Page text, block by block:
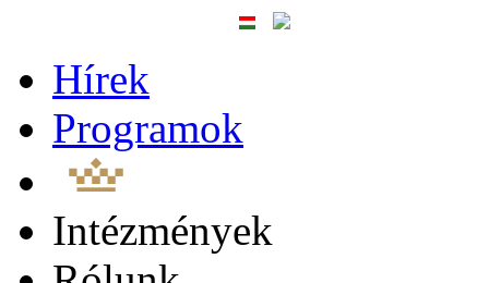
Hírek
Programok
Intézmények